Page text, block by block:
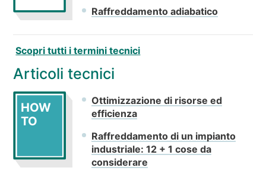
Raffreddamento adiabatico
Scopri tutti i termini tecnici
Articoli tecnici
HOW
TO
Ottimizzazione di risorse ed
efficienza
Raffreddamento di un impianto
industriale: 12 + 1 cose da
considerare